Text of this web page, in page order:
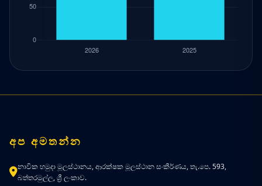
අප අමතන්න
නාවික හමුදා මූලස්ථානය, ආරක්ෂක මූලස්ථාන සංකීර්ණය, තැ.පෙ. 593,
බත්තරමුල්ල, ශ්‍රී ලංකාව.